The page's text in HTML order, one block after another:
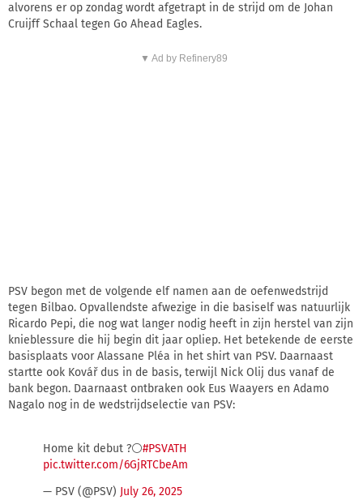
alvorens er op zondag wordt afgetrapt in de strijd om de Johan
Cruijff Schaal tegen Go Ahead Eagles.
▼ Ad by Refinery89
PSV begon met de volgende elf namen aan de oefenwedstrijd
tegen Bilbao. Opvallendste afwezige in die basiself was natuurlijk
Ricardo Pepi, die nog wat langer nodig heeft in zijn herstel van zijn
knieblessure die hij begin dit jaar opliep. Het betekende de eerste
basisplaats voor Alassane Pléa in het shirt van PSV. Daarnaast
startte ook Kovář dus in de basis, terwijl Nick Olij dus vanaf de
bank begon. Daarnaast ontbraken ook Eus Waayers en Adamo
Nagalo nog in de wedstrijdselectie van PSV:
Home kit debut ?⚪️#PSVATH
pic.twitter.com/6GjRTCbeAm
— PSV (@PSV) July 26, 2025